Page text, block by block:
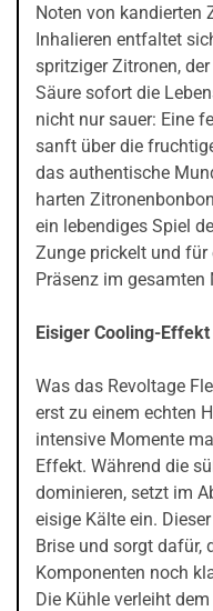
Noten von kandierten
Inhalieren entfaltet
spritziger Zitronen,
Säure sofort die
nicht nur sauer: Eine
sanft über die
das authentische
harten
ein lebendiges Spiel
Zunge prickelt und
Präsenz im gesamten
Eisiger Cooling-
Was das Revoltage
erst zu einem echten
intensive Momente
Effekt. Während die
dominieren, setzt im
eisige Kälte ein.
Brise und sorgt dafür,
Komponenten noch
Die Kühle verleiht